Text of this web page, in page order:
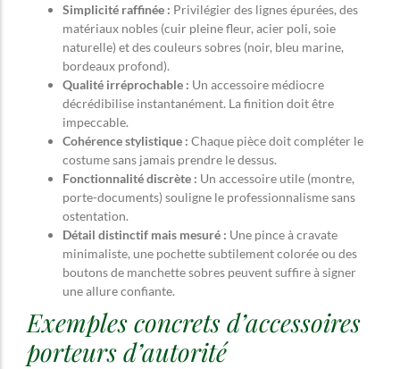
Simplicité raffinée : Privilégier des lignes épurées, des
matériaux nobles (cuir pleine fleur, acier poli, soie
naturelle) et des couleurs sobres (noir, bleu marine,
bordeaux profond).
Qualité irréprochable : Un accessoire médiocre
décrédibilise instantanément. La finition doit être
impeccable.
Cohérence stylistique : Chaque pièce doit compléter le
costume sans jamais prendre le dessus.
Fonctionnalité discrète : Un accessoire utile (montre,
porte-documents) souligne le professionnalisme sans
ostentation.
Détail distinctif mais mesuré : Une pince à cravate
minimaliste, une pochette subtilement colorée ou des
boutons de manchette sobres peuvent suffire à signer
une allure confiante.
Exemples concrets d’accessoires
porteurs d’autorité